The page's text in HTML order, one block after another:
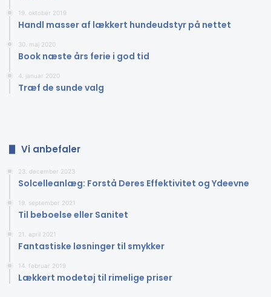
19. oktober 2019
Handl masser af lækkert hundeudstyr på nettet
30. maj 2020
Book næste års ferie i god tid
4. januar 2020
Træf de sunde valg
Vi anbefaler
23. december 2023
Solcelleanlæg: Forstå Deres Effektivitet og Ydeevne
19. september 2021
Til beboelse eller Sanitet
21. april 2021
Fantastiske løsninger til smykker
14. februar 2019
Lækkert modetøj til rimelige priser